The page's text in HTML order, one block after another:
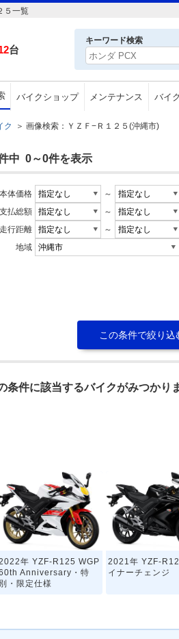
５一覧
台
キーワード検索
バイクショップ メンテナンス バイ
ク ＞ 画像検索：ＹＺＦ−Ｒ１２５(沖縄市)
中 0～0件を表示
本体価格
～
支払総額
～
走行距離
～
地域
条件に該当するバイクがみつかり
年 YZF-R125 WGP
Anniversary・特
別・限定仕様
2021年 YZF-
イナーチェンジ